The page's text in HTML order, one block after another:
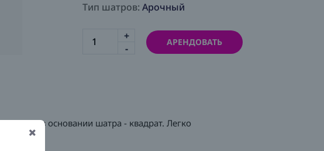
Тип шатров: Арочный
+
-
АРЕНДОВАТЬ
шатра в основании шатра - квадрат. Легко